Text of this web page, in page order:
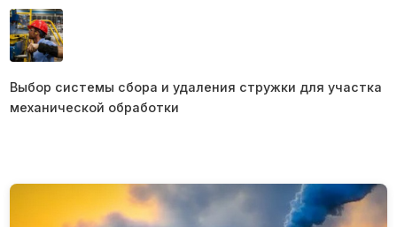
Выбор системы сбора и удаления стружки для участка
механической обработки